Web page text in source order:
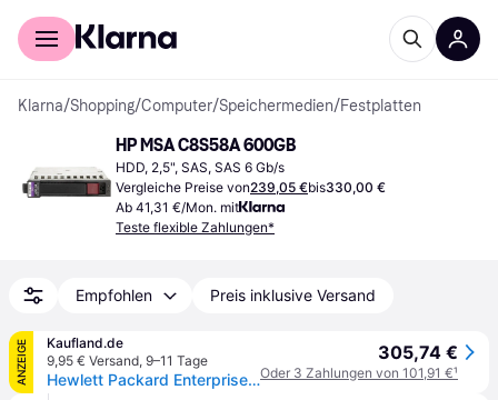
Für Shopper
Klarna/Shopping/Computer/Speichermedien/Festplatten
HP MSA C8S58A 600GB
HDD, 2,5", SAS, SAS 6 Gb/s
Vergleiche Preise von239,05 €bis330,00 €
Ab 41,31 €/Mon. mit
Teste flexible Zahlungen*
Empfohlen Preis inklusive Versand
ANZEIGE
Kaufland.de
9,95 € Versand, 9–11 Tage
Hewlett Packard Enterprise 600GB 6G SAS 10K SFF, SAS, Server/Arbeitsstation, 0 - 60 °C, -40 - 65 °C, 5 - 90%, 5 - 90%
305,74 €
Oder 3 Zahlungen von 101,91 €¹